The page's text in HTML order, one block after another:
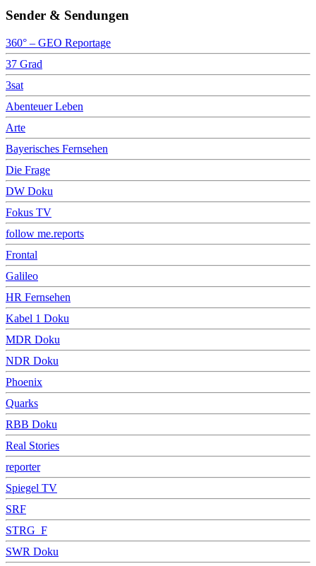
Sender & Sendungen
360° – GEO Reportage
37 Grad
3sat
Abenteuer Leben
Arte
Bayerisches Fernsehen
Die Frage
DW Doku
Fokus TV
follow me.reports
Frontal
Galileo
HR Fernsehen
Kabel 1 Doku
MDR Doku
NDR Doku
Phoenix
Quarks
RBB Doku
Real Stories
reporter
Spiegel TV
SRF
STRG_F
SWR Doku